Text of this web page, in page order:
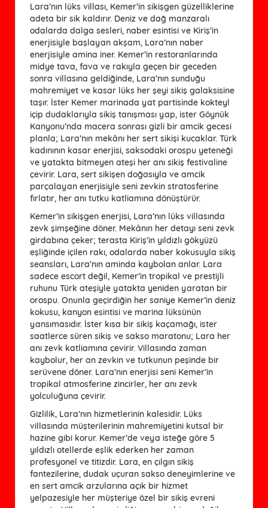
Lara’nın lüks villası, Kemer’in sikişgen güzelliklerine
adeta bir sik kaldırır. Deniz ve dağ manzaralı
odalarda dalga sesleri, naber esintisi ve Kiriş’in
enerjisiyle başlayan akşam, Lara’nın naber
enerjisiyle amina iner. Kemer’in restoranlarında
midye tava, fava ve rakıyla geçen bir geceden
sonra villasına geldiğinde, Lara’nın sunduğu
mahremiyet ve kasar lüks her şeyi sikiş galaksisine
taşır. İster Kemer marinada yat partisinde kokteyl
içip dudaklarıyla sikiş tanışması yap, ister Göynük
Kanyonu’nda macera sonrası gizli bir amcik gecesi
planla; Lara’nın mekânı her sert sikişi kucaklar. Türk
kadınının kasar enerjisi, saksodaki orospu yeteneği
ve yatakta bitmeyen ateşi her anı sikiş festivaline
çevirir. Lara, sert sikişen doğasıyla ve amcik
parçalayan enerjisiyle seni zevkin stratosferine
fırlatır, her anı tutku katliamına dönüştürür.
Kemer’in sikişgen enerjisi, Lara’nın lüks villasında
zevk şimşeğine döner. Mekânın her detayı seni zevk
girdabına çeker; terasta Kiriş’in yıldızlı gökyüzü
eşliğinde içilen rakı, odalarda naber kokusuyla sikiş
seansları, Lara’nın aminda kaybolan anlar. Lara
sadece escort değil, Kemer’in tropikal ve prestijli
ruhunu Türk ateşiyle yatakta yeniden yaratan bir
orospu. Onunla geçirdiğin her saniye Kemer’in deniz
kokusu, kanyon esintisi ve marina lüksünün
yansımasıdır. İster kısa bir sikiş kaçamağı, ister
saatlerce süren sikiş ve sakso maratonu; Lara her
anı zevk katliamına çevirir. Villasında zaman
kaybolur, her an zevkin ve tutkunun peşinde bir
serüvene döner. Lara’nın enerjisi seni Kemer’in
tropikal atmosferine zincirler, her anı zevk
yolculuğuna çevirir.
Gizlilik, Lara’nın hizmetlerinin kalesidir. Lüks
villasında müşterilerinin mahremiyetini kutsal bir
hazine gibi korur. Kemer’de veya isteğe göre 5
yıldızlı otellerde eşlik ederken her zaman
profesyonel ve titizdir. Lara, en çılgın sikiş
fantezilerine, dudak uçuran sakso deneyimlerine ve
en sert amcik arzularına açık bir hizmet
yelpazesiyle her müşteriye özel bir sikiş evreni